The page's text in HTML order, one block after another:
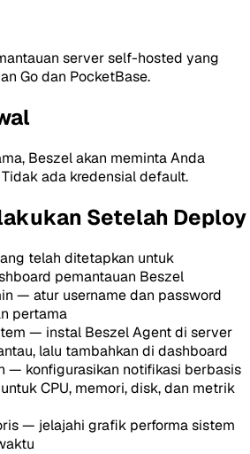
server self-hosted yang
Go dan PocketBase.
Beszel akan meminta Anda
ada kredensial default.
Setelah Deploy
telah ditetapkan untuk
pemantauan Beszel
— atur username dan password
pertama
— instal Beszel Agent di server
lalu tambahkan di dashboard
— konfigurasikan notifikasi berbasis
CPU, memori, disk, dan metrik
— jelajahi grafik performa sistem